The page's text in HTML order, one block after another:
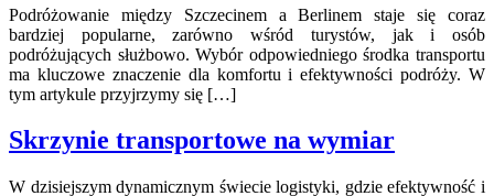
Podróżowanie między Szczecinem a Berlinem staje się coraz
bardziej popularne, zarówno wśród turystów, jak i osób
podróżujących służbowo. Wybór odpowiedniego środka transportu
ma kluczowe znaczenie dla komfortu i efektywności podróży. W
tym artykule przyjrzymy się […]
Skrzynie transportowe na wymiar
W dzisiejszym dynamicznym świecie logistyki, gdzie efektywność i